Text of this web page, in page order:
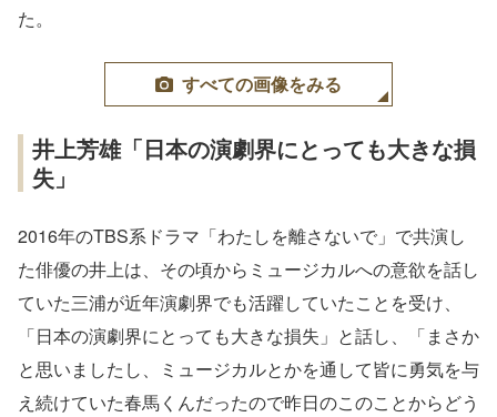
た。
すべての画像をみる
井上芳雄「日本の演劇界にとっても大きな損
失」
2016年のTBS系ドラマ「わたしを離さないで」で共演し
た俳優の井上は、その頃からミュージカルへの意欲を話し
ていた三浦が近年演劇界でも活躍していたことを受け、
「日本の演劇界にとっても大きな損失」と話し、「まさか
と思いましたし、ミュージカルとかを通して皆に勇気を与
え続けていた春馬くんだったので昨日のこのことからどう